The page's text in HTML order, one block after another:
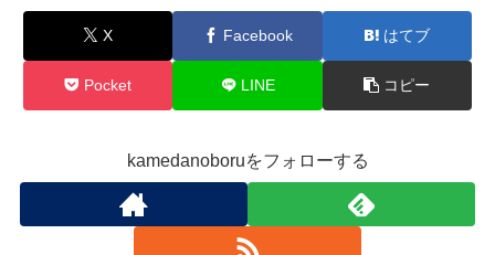
X Facebook はてブ
Pocket LINE コピー
kamedanoboruをフォローする